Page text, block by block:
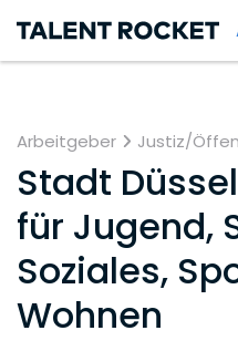
Arbeitgeber Justiz/
Stadt
für Jugend,
Soziales,
Wohnen